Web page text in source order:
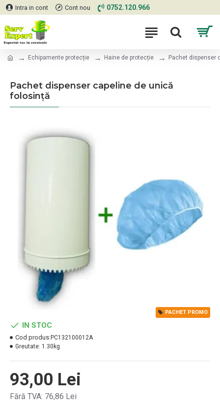
Intra in cont Cont nou 0752.120.966
Echipamente protecție Haine de protecție Pachet dispenser
Pachet dispenser capeline de unică
folosință
PACHET PROMO
93,00 Lei
Fără TVA: 76,86 Lei
IN STOC
Cod produs:PC132100012A
Greutate: 1.30kg